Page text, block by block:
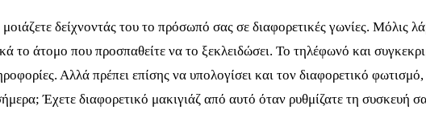
δείχνοντάς του το πρόσωπό σας σε διαφορετικές γωνίες. Μόλις
το άτομο που προσπαθείτε να το ξεκλειδώσει. Το τηλέφωνό και
Αλλά πρέπει επίσης να υπολογίσει και τον διαφορετικό
Έχετε διαφορετικό μακιγιάζ από αυτό όταν ρυθμίζατε τη συσκευή